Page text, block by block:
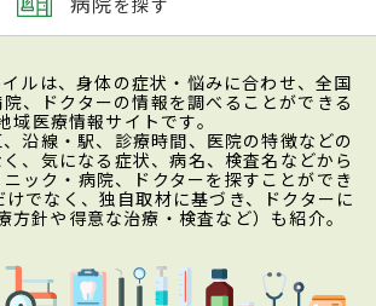
ルは、身体の症状・悩みに合わせ、全国
、ドクターの情報を調べることができる
域医療情報サイトです。
沿線・駅、診療時間、医院の特徴などの
、気になる症状、病名、検査名などから
ック・病院、ドクターを探すことができ
けでなく、独自取材に基づき、ドクターに
方針や得意な治療・検査など）も紹介。